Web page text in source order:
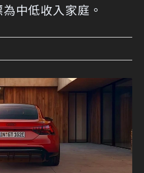
中低收入家庭。